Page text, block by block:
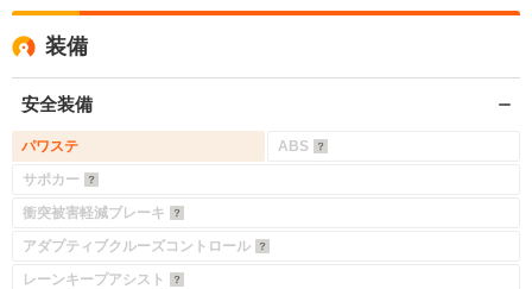
装備
安全装備
パワステ
ABS
サポカー
衝突被害軽減ブレーキ
アダプティブクルーズコントロール
レーンキープアシスト